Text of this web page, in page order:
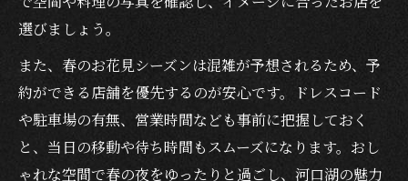
選びましょう。
また、春のお花見シーズンは混雑が予想されるため、予
約ができる店舗を優先するのが安心です。ドレスコード
や駐車場の有無、営業時間なども事前に把握しておく
と、当日の移動や待ち時間もスムーズになります。おし
ゃれな空間で春の夜をゆったりと過ごし、河口湖の魅力